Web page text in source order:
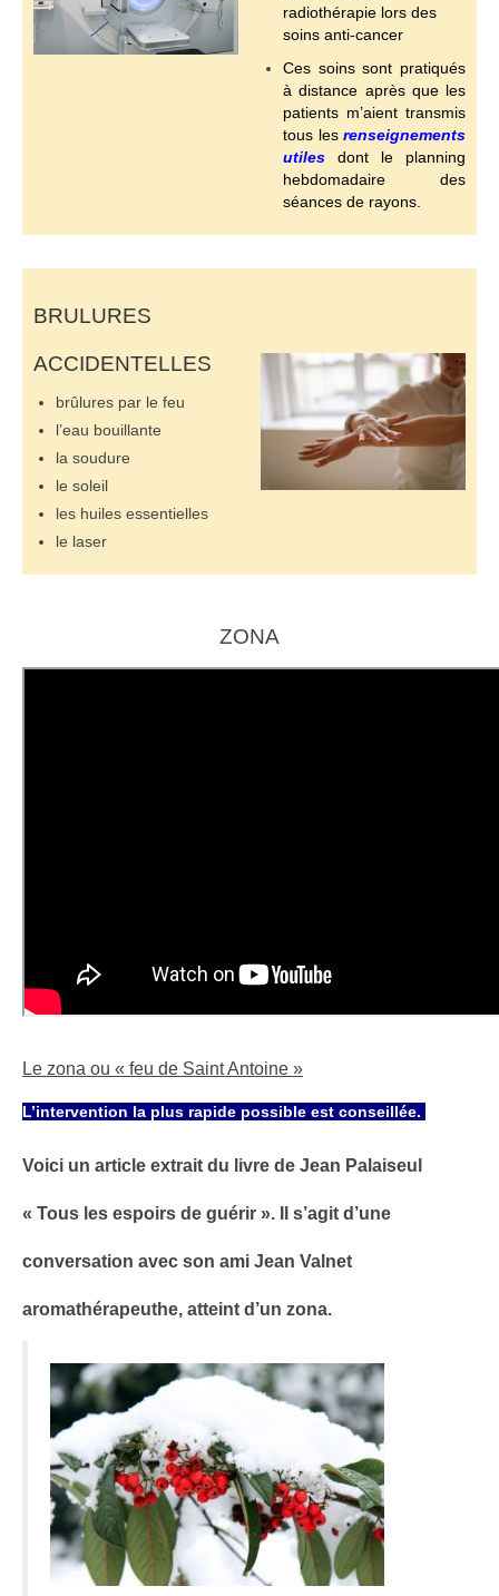
radiothérapie lors des
soins anti-cancer
Ces soins sont pratiqués
à distance après que les
patients m’aient transmis
tous les renseignements
utiles dont le planning
hebdomadaire des
séances de rayons.
BRULURES
ACCIDENTELLES
brûlures par le feu
l’eau bouillante
la soudure
le soleil
les huiles essentielles
le laser
ZONA
Le zona ou « feu de Saint Antoine »
L’intervention la plus rapide possible est conseillée.
Voici un article extrait du livre de Jean Palaiseul
« Tous les espoirs de guérir ». Il s’agit d’une
conversation avec son ami Jean Valnet
aromathérapeuthe, atteint d’un zona.